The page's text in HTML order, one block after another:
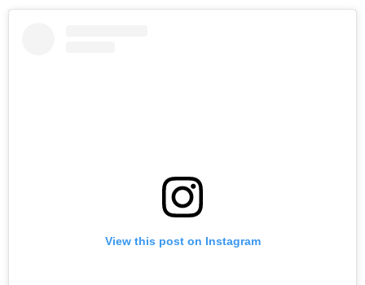
View this post on Instagram